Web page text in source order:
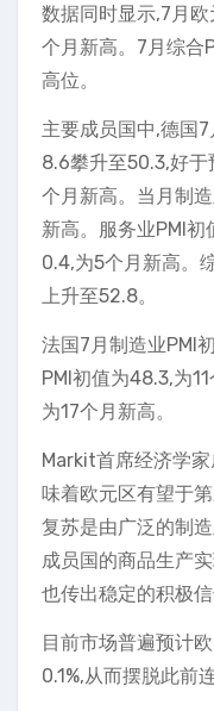
数据同时显示,7月
个月新高。7月综合
高位。
主要成员国中,德国
8.6攀升至50.3,好
个月新高。当月制
新高。服务业PMI
0.4,为5个月新高。
上升至52.8。
法国7月制造业PMI
PMI初值为48.3,为
为17个月新高。
Markit首席经济学
味着欧元区有望于
复苏是由广泛的制
成员国的商品生产
也传出稳定的积极
目前市场普遍预计
0.1%,从而摆脱此前